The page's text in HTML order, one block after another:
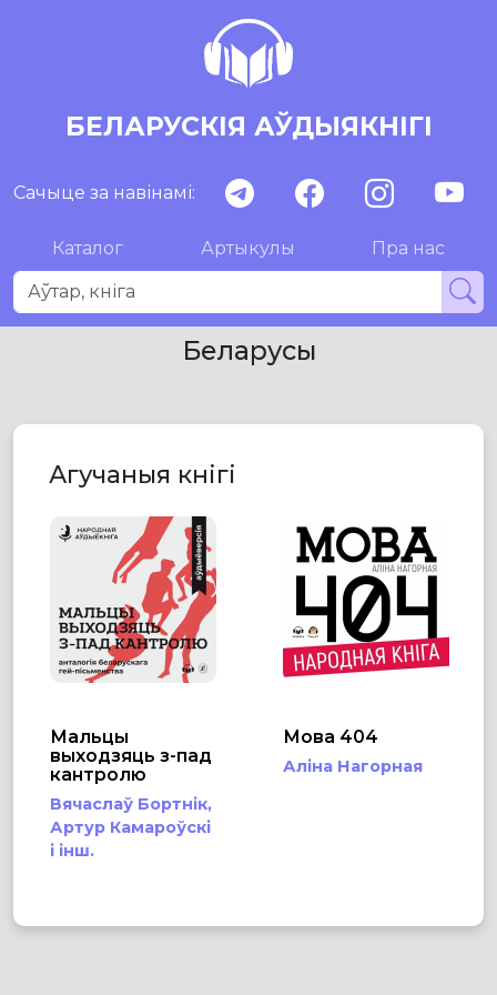
БЕЛАРУСКІЯ АЎДЫЯКНІГІ
Сачыце за навінамі:
Каталог Артыкулы Пра нас
Беларусы
Агучаныя кнігі
Мальцы
выходзяць з-пад
кантролю
Вячаслаў Бортнік,
Артур Камароўскі
і інш.
Мова 404
Аліна Нагорная